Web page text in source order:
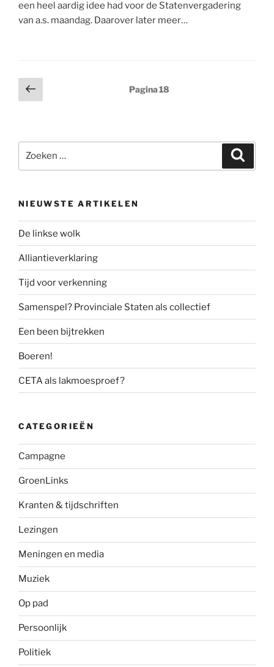
een heel aardig idee had voor de Statenvergadering
van a.s. maandag. Daarover later meer…
Berichten
paginering
Vorige
pagina
Pagina18
naar:
NIEUWSTE ARTIKELEN
De linkse wolk
Alliantieverklaring
Tijd voor verkenning
Samenspel? Provinciale Staten als collectief
Een been bijtrekken
Boeren!
CETA als lakmoesproef?
CATEGORIEËN
Campagne
GroenLinks
Kranten & tijdschriften
Lezingen
Meningen en media
Muziek
Op pad
Persoonlijk
Politiek